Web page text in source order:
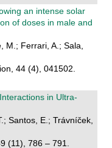
an intense solar
of doses in male and
M.; Ferrari, A.; Sala,
44 (4), 041502.
in Ultra-
Santos, E.; Trávníček,
(11), 786 – 791.